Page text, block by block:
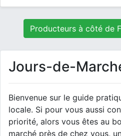
Producteurs à côté de
Jours-de-
Bienvenue sur le guide
locale. Si pour vous aussi
priorité, alors vous êtes au
marché près de chez vous,